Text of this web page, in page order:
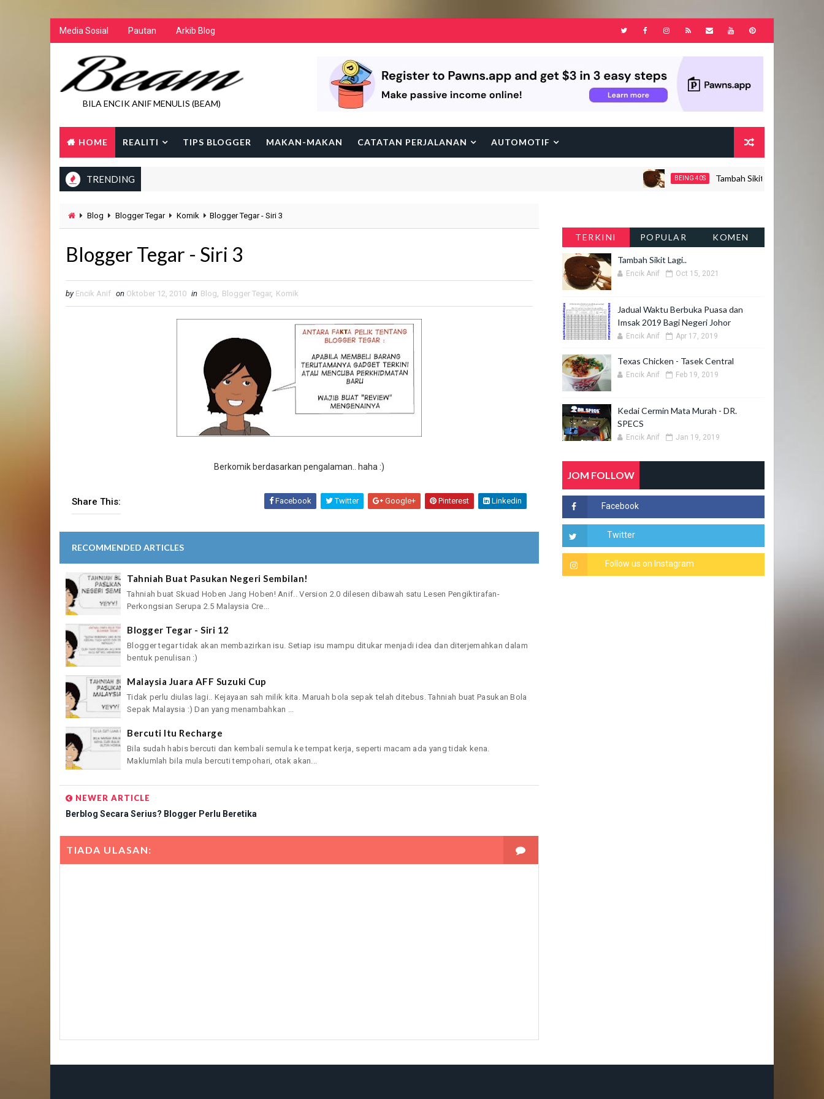
Media Sosial Pautan Arkib Blog
BILA ENCIK ANIF MENULIS (BEAM)
HOME REALITI TIPS BLOGGER MAKAN-MAKAN CATATAN PERJALANAN AUTOMOTIF
TRENDING BEING 40S Tambah Sikit Lagi..
Blog Blogger Tegar Komik Blogger Tegar - Siri 3
Blogger Tegar - Siri 3
by Encik Anif on Oktober 12, 2010 in Blog, Blogger Tegar, Komik
Berkomik berdasarkan pengalaman.. haha :)
Share This: Facebook Twitter Google+ Pinterest Linkedin
RECOMMENDED ARTICLES
Tahniah Buat Pasukan Negeri Sembilan!
Tahniah buat Skuad Hoben Jang Hoben! Anif.. Version 2.0 dilesen dibawah satu Lesen Pengiktirafan-
Perkongsian Serupa 2.5 Malaysia Cre...
Blogger Tegar - Siri 12
Blogger tegar tidak akan membazirkan isu. Setiap isu mampu ditukar menjadi idea dan diterjemahkan dalam
bentuk penulisan :)
Malaysia Juara AFF Suzuki Cup
Tidak perlu diulas lagi.. Kejayaan sah milik kita. Maruah bola sepak telah ditebus. Tahniah buat Pasukan Bola
Sepak Malaysia :) Dan yang menambahkan ...
Bercuti Itu Recharge
Bila sudah habis bercuti dan kembali semula ke tempat kerja, seperti macam ada yang tidak kena.
Maklumlah bila mula bercuti tempohari, otak akan...
NEWER ARTICLE
Berblog Secara Serius? Blogger Perlu Beretika
TIADA ULASAN:
TERKINI POPULAR KOMEN
Tambah Sikit Lagi..
Encik Anif Oct 15, 2021
Jadual Waktu Berbuka Puasa dan
Imsak 2019 Bagi Negeri Johor
Encik Anif Apr 17, 2019
Texas Chicken - Tasek Central
Encik Anif Feb 19, 2019
Kedai Cermin Mata Murah - DR.
SPECS
Encik Anif Jan 19, 2019
JOM FOLLOW